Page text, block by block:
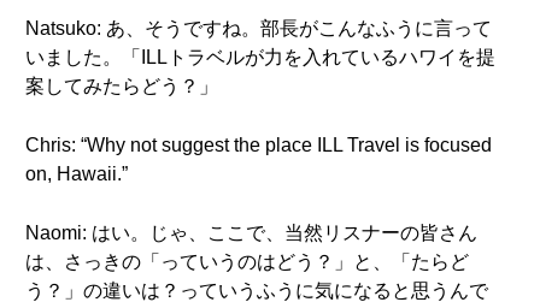
Natsuko: あ、そうですね。部長がこんなふうに言って
いました。「ILLトラベルが力を入れているハワイを提
案してみたらどう？」
Chris: “Why not suggest the place ILL Travel is focused
on, Hawaii.”
Naomi: はい。じゃ、ここで、当然リスナーの皆さん
は、さっきの「っていうのはどう？」と、「たらど
う？」の違いは？っていうふうに気になると思うんで